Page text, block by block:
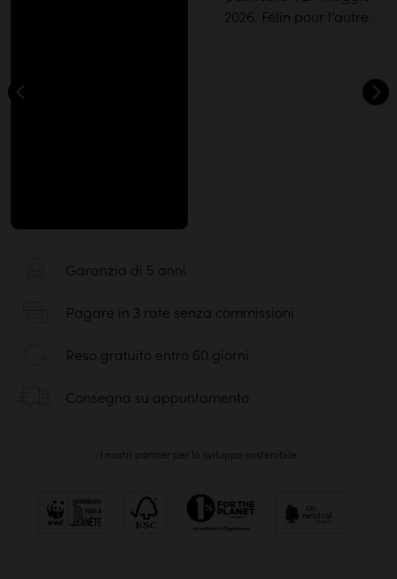
Garanzia di 5 anni
Pagare in 3 rate senza commissioni
Reso gratuito entro 60 giorni
Consegna su appuntamento
I nostri partner per lo sviluppo sostenibile